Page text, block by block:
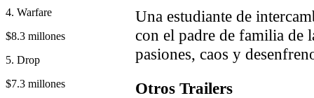
4. Warfare
$8.3 millones
5. Drop
$7.3 millones
Una estudiante de
con el padre de familia de
pasiones, caos y
Otros Trailers